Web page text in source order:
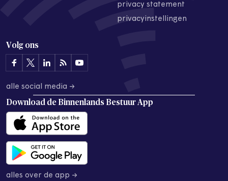
privacy statement
privacyinstellingen
Volg ons
alle social media →
Download de Binnenlands Bestuur App
alles over de app →